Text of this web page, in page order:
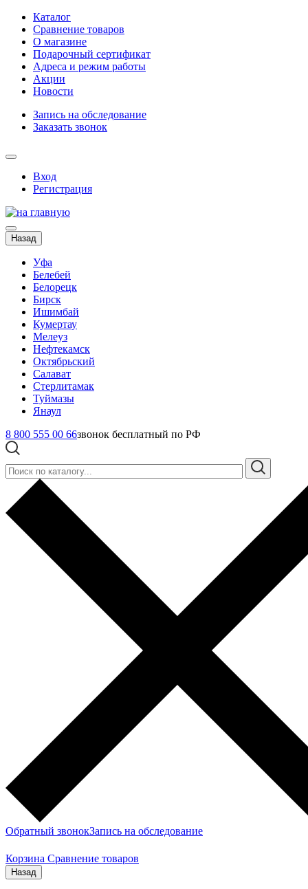
Каталог
Сравнение товаров
О магазине
Подарочный сертификат
Адреса и режим работы
Акции
Новости
Запись на обследование
Заказать звонок
Вход
Регистрация
Назад
Уфа
Белебей
Белорецк
Бирск
Ишимбай
Кумертау
Мелеуз
Нефтекамск
Октябрьский
Салават
Стерлитамак
Туймазы
Янаул
8 800 555 00 66звонок бесплатный по РФ
Обратный звонокЗапись на обследование
Корзина Сравнение товаров
Назад